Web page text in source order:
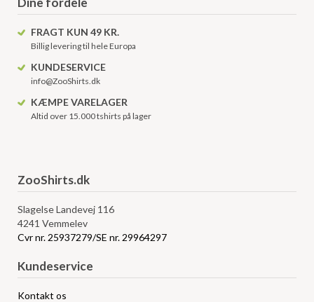
FRAGT KUN 49 KR.
Billig levering til hele Europa
KUNDESERVICE
info@ZooShirts.dk
KÆMPE VARELAGER
Altid over 15.000 tshirts på lager
ZooShirts.dk
Slagelse Landevej 116
4241 Vemmelev
Cvr nr. 25937279/SE nr. 29964297
Kundeservice
Kontakt os